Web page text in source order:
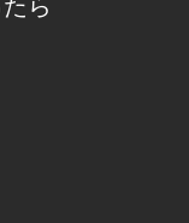
ら